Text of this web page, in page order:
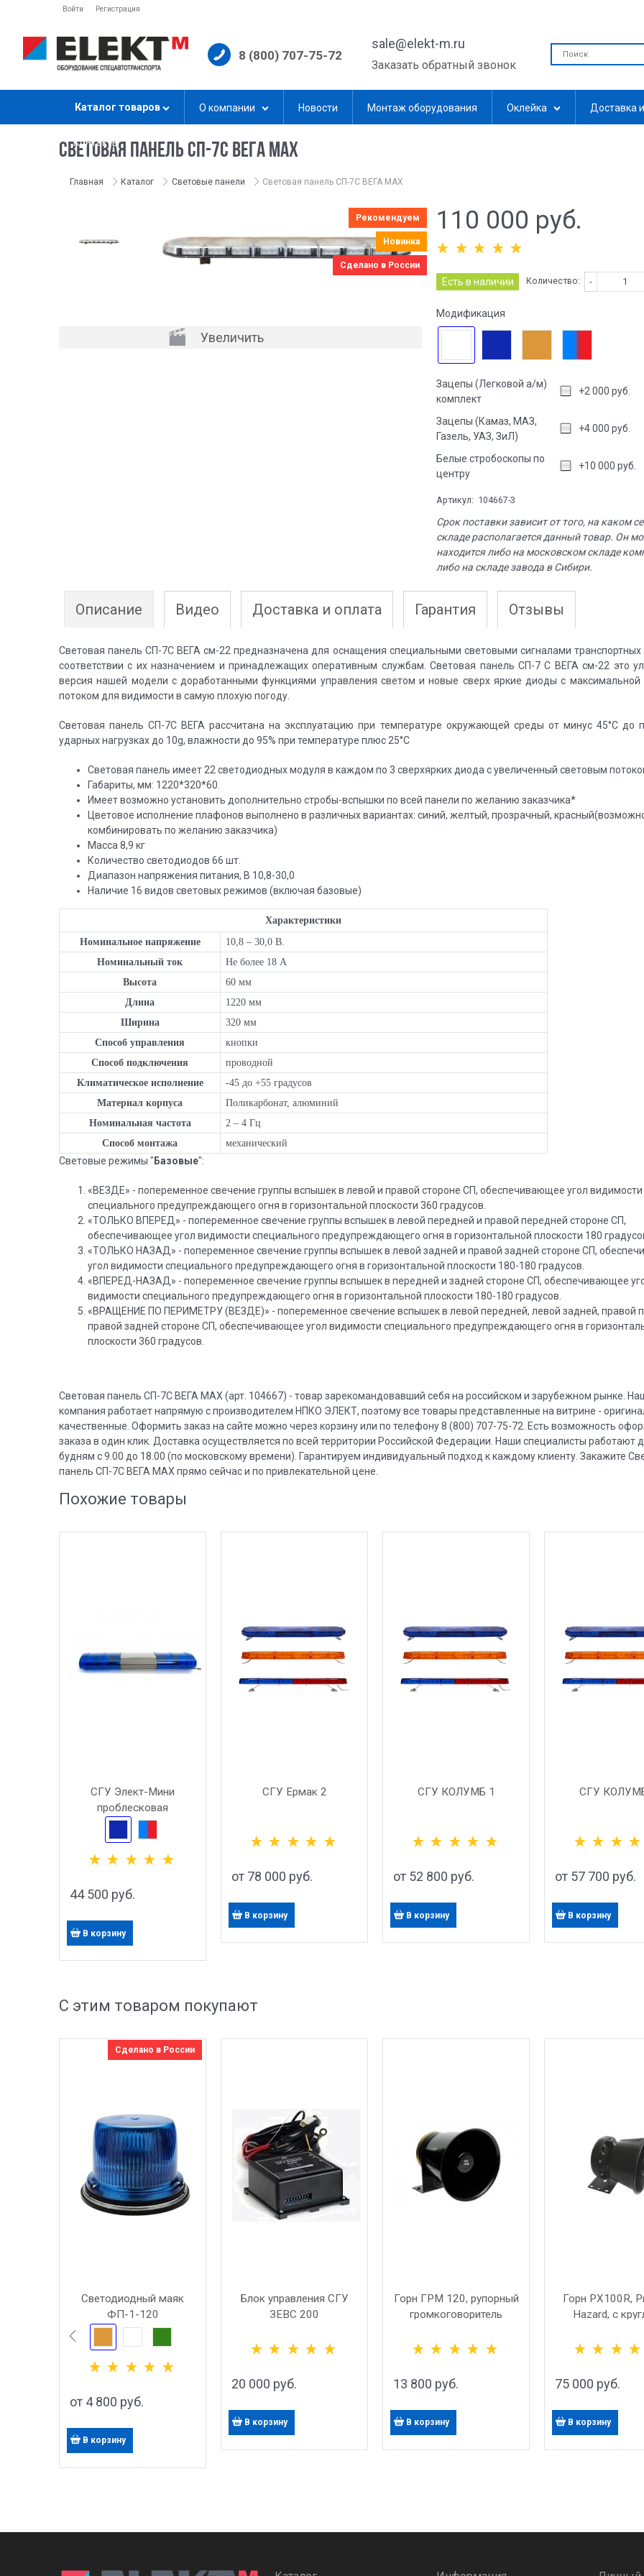
Войти Регистрация
sale@elekt-m.ru
Заказать обратный звонок
8 (800) 707-75-72
Каталог товаров О компании Новости Монтаж оборудования Оклейка Доставка
Контакты
СВЕТОВАЯ ПАНЕЛЬ СП-7С ВЕГА MAX
Главная Каталог Световые панели Световая панель СП-7С ВЕГА MAX
Рекомендуем
Новинка
Сделано в России
Увеличить
110 000 руб.
Есть в наличии Количество:
Модификация
Зацепы (Легковой а/м)
комплект
+2 000 руб.
Зацепы (Камаз, МАЗ,
Газель, УАЗ, ЗиЛ)
+4 000 руб.
Белые стробоскопы по
центру
+10 000 руб.
Артикул: 104667-3
Срок поставки зависит от того, на каком
складе располагается данный товар. Он
находится либо на московском складе
либо на складе завода в Сибири.
Описание Видео Доставка и оплата Гарантия Отзывы
Световая панель СП-7С ВЕГА см-22 предназначена для оснащения специальными световыми сигналами транспортных
соответствии с их назначением и принадлежащих оперативным службам. Световая панель СП-7 С ВЕГА см-22 это
версия нашей модели с доработанными функциями управления светом и новые сверх яркие диоды с максимальной
потоком для видимости в самую плохую погоду.
Световая панель СП-7С ВЕГА рассчитана на эксплуатацию при температуре окружающей среды от минус 45°C до
ударных нагрузках до 10g, влажности до 95% при температуре плюс 25°C
Световая панель имеет 22 светодиодных модуля в каждом по 3 сверхярких диода с увеличенный световым
Габариты, мм: 1220*320*60.
Имеет возможно установить дополнительно стробы-вспышки по всей панели по желанию заказчика*
Цветовое исполнение плафонов выполнено в различных вариантах: синий, желтый, прозрачный,
комбинировать по желанию заказчика)
Масса 8,9 кг
Количество светодиодов 66 шт.
Диапазон напряжения питания, В 10,8-30,0
Наличие 16 видов световых режимов (включая базовые)
Характеристики
Номинальное напряжение
10,8 – 30,0 В.
Номинальный ток
Не более 18 А
Высота
60 мм
Длина
1220 мм
Ширина
320 мм
Способ управления
кнопки
Способ подключения
проводной
Климатическое исполнение
-45 до +55 градусов
Материал корпуса
Поликарбонат, алюминий
Номинальная частота
2 – 4 Гц
Способ монтажа
механический
Световые режимы "Базовые":
«ВЕЗДЕ» - попеременное свечение группы вспышек в левой и правой стороне СП, обеспечивающее угол видимости
специального предупреждающего огня в горизонтальной плоскости 360 градусов.
«ТОЛЬКО ВПЕРЕД» - попеременное свечение группы вспышек в левой передней и правой передней стороне СП,
обеспечивающее угол видимости специального предупреждающего огня в горизонтальной плоскости 180
«ТОЛЬКО НАЗАД» - попеременное свечение группы вспышек в левой задней и правой задней стороне СП,
угол видимости специального предупреждающего огня в горизонтальной плоскости 180-180 градусов.
«ВПЕРЕД-НАЗАД» - попеременное свечение группы вспышек в передней и задней стороне СП, обеспечивающее
видимости специального предупреждающего огня в горизонтальной плоскости 180-180 градусов.
«ВРАЩЕНИЕ ПО ПЕРИМЕТРУ (ВЕЗДЕ)» - попеременное свечение вспышек в левой передней, левой задней, правой
правой задней стороне СП, обеспечивающее угол видимости специального предупреждающего огня в
плоскости 360 градусов.
Световая панель СП-7С ВЕГА MAX (арт. 104667) - товар зарекомандовавший себя на российском и зарубежном рынке.
компания работает напрямую с производителем НПКО ЭЛЕКТ, поэтому все товары представленные на витрине -
качественные. Оформить заказ на сайте можно через корзину или по телефону 8 (800) 707-75-72. Есть возможность
заказа в один клик. Доставка осуществляется по всей территории Российской Федерации. Наши специалисты работают
будням с 9.00 до 18.00 (по московскому времени). Гарантируем индивидуальный подход к каждому клиенту. Закажите
панель СП-7С ВЕГА MAX прямо сейчас и по привлекательной цене.
Похожие товары
СГУ Элект-Мини
проблесковая
44 500 руб.
В корзину
СГУ Ермак 2
от 78 000 руб.
В корзину
СГУ КОЛУМБ 1
от 52 800 руб.
В корзину
СГУ
от 57 700 руб.
В корзину
С этим товаром покупают
Светодиодный маяк
ФП-1-120
Сделано в России
от 4 800 руб.
В корзину
Блок управления СГУ
ЗЕВС 200
20 000 руб.
В корзину
Горн ГРМ 120, рупорный
громкоговоритель
13 800 руб.
В корзину
Горн PX100R,
Hazard, с
75 000 руб.
В корзину